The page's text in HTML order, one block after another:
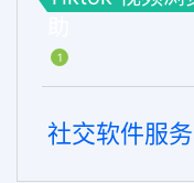
1
社交软件服